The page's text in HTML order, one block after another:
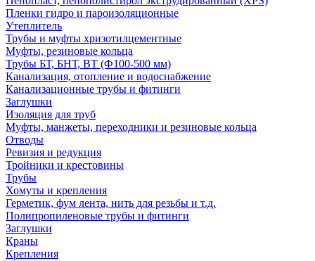
Пленки гидро и пароизоляционные
Утеплитель
Трубы и муфты хризотилцементные
Муфты, резиновые кольца
Трубы БТ, БНТ, ВТ (Ф100-500 мм)
Канализация, отопление и водоснабжение
Канализационные трубы и фитинги
Заглушки
Изоляция для труб
Муфты, манжеты, переходники и резиновые кольца
Отводы
Ревизия и редукция
Тройники и крестовины
Трубы
Хомуты и крепления
Герметик, фум лента, нить для резьбы и т.д.
Полипропиленовые трубы и фитинги
Заглушки
Краны
Крепления